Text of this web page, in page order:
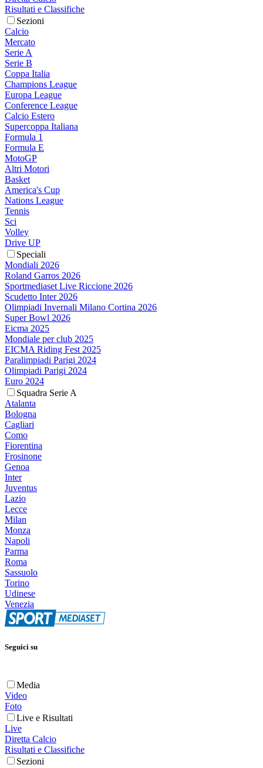
Risultati e Classifiche
Sezioni
Calcio
Mercato
Serie A
Serie B
Coppa Italia
Champions League
Europa League
Conference League
Calcio Estero
Supercoppa Italiana
Formula 1
Formula E
MotoGP
Altri Motori
Basket
America's Cup
Nations League
Tennis
Sci
Volley
Drive UP
Speciali
Mondiali 2026
Roland Garros 2026
Sportmediaset Live Riccione 2026
Scudetto Inter 2026
Olimpiadi Invernali Milano Cortina 2026
Super Bowl 2026
Eicma 2025
Mondiale per club 2025
EICMA Riding Fest 2025
Paralimpiadi Parigi 2024
Olimpiadi Parigi 2024
Euro 2024
Squadra Serie A
Atalanta
Bologna
Cagliari
Como
Fiorentina
Frosinone
Genoa
Inter
Juventus
Lazio
Lecce
Milan
Monza
Napoli
Parma
Roma
Sassuolo
Torino
Udinese
Venezia
Seguici su
Media
Video
Foto
Live e Risultati
Live
Diretta Calcio
Risultati e Classifiche
Sezioni